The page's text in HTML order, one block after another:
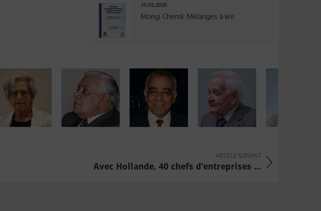
10.03.2026
Mongi Chemli: Mélanges à lire
ARTICLE SUIVANT
Avec Hollande, 40 chefs d'entreprises ...